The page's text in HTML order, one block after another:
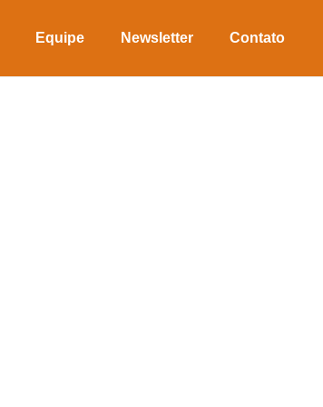
Equipe Newsletter Contato